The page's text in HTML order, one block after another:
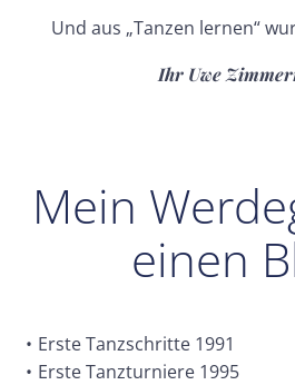
Und aus „Tanzen lernen“
Ihr Uwe
Mein
einen
Erste Tanzschritte 1991
Erste Tanzturniere 1995